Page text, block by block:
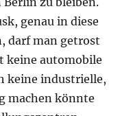
genau in diese
darf man getrost
keine automobile
keine industrielle,
machen könnte